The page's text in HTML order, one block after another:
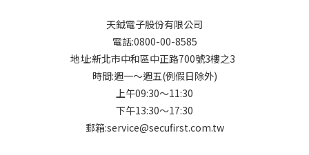
天鉞電子股份有限公司
電話:0800-00-8585
地址:新北市中和區中正路700號3樓之3
時間:週一～週五(例假日除外)
上午09:30～11:30
下午13:30～17:30
郵箱:service@secufirst.com.tw